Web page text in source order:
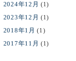
2024年12月 (1)
2023年12月 (1)
2018年1月 (1)
2017年11月 (1)